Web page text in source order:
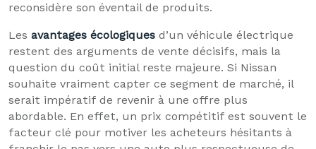
reconsidère son éventail de produits.
Les avantages écologiques d’un véhicule électrique
restent des arguments de vente décisifs, mais la
question du coût initial reste majeure. Si Nissan
souhaite vraiment capter ce segment de marché, il
serait impératif de revenir à une offre plus
abordable. En effet, un prix compétitif est souvent le
facteur clé pour motiver les acheteurs hésitants à